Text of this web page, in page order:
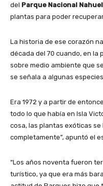
del Parque Nacional
plantas para poder
La historia de ese corazón
década del 70 cuando, en la
sobre medio ambiente que
se señala a algunas
Era 1972 y a partir de
todo lo que había en Isla
cosa, las plantas exóticas
completamente”, apuntó el
“Los años noventa fueron
turístico, ya que era más